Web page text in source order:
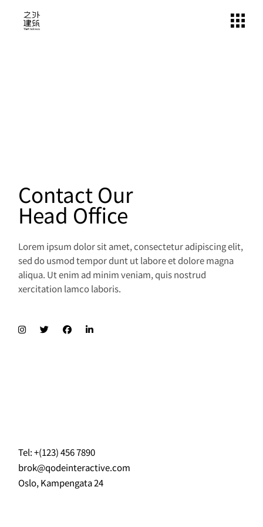
Contact Our
Head Office
Lorem ipsum dolor sit amet, consectetur adipiscing elit,
sed do usmod tempor dunt ut labore et dolore magna
aliqua. Ut enim ad minim veniam, quis nostrud
xercitation lamco laboris.
Tel: +(123) 456 7890
brok@qodeinteractive.com
Oslo, Kampengata 24